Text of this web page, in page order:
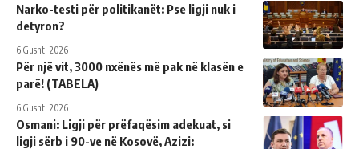
Narko-testi për politikanët: Pse ligji nuk i
detyron?
6 Gusht, 2026
Për një vit, 3000 nxënës më pak në klasën e
parë! (TABELA)
6 Gusht, 2026
Osmani: Ligji për prëfaqësim adekuat, si
ligji sërb i 90-ve në Kosovë, Azizi: